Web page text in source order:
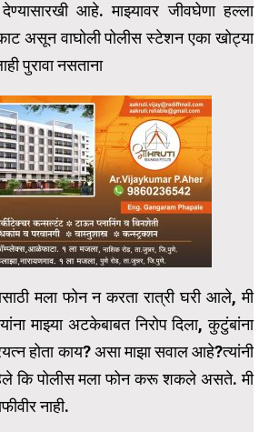
आहे. माझ्यावर जीवघेणा हल्ला
असून वाघोली पोलीस स्टेशन एका खोट्या
पुरावा नसताना
मला फोन न करता रात्री घरी आले, मी
माझ्या अटकेबाबत निरोप दिला, कुटुंबांना
होता काय? असा माझा सवाल आहे?त्यांनी
कि पोलीस मला फोन करू शकले असते. मी
नाही.